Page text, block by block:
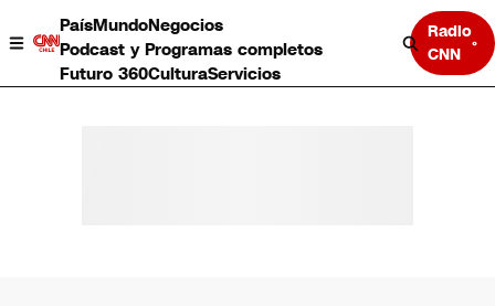
PaísMundoNegocios
Podcast y Programas completos
Futuro 360CulturaServicios
Radio
CNN